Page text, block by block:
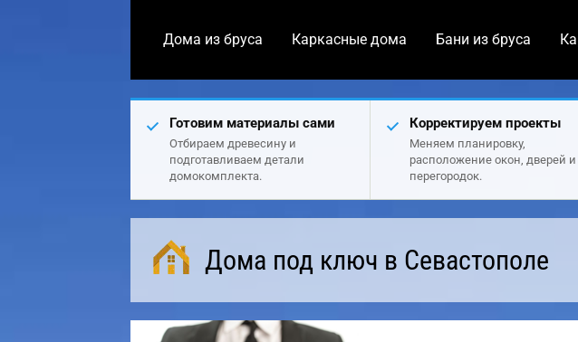
Дома из бруса Каркасные дома Бани из бруса
Готовим материалы сами
Отбираем древесину и
подготавливаем детали
домокомплекта.
Корректируем проекты
Меняем планировку,
расположение окон, дверей и
перегородок.
Дома под ключ в Севастополе